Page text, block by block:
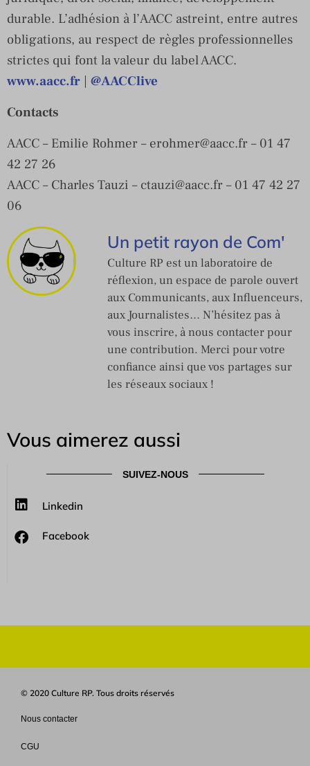
durable. L’adhésion à l’AACC astreint, entre autres
obligations, au respect de règles professionnelles
strictes qui font la valeur du label AACC.
www.aacc.fr | @AACClive
Contacts
AACC – Emilie Rohmer – erohmer@aacc.fr – 01 47
42 27 26
AACC – Charles Tauzi – ctauzi@aacc.fr – 01 47 42 27
06
Un petit rayon de Com'
Culture RP est un laboratoire de
réflexion, un espace de parole ouvert
aux Communicants, aux Influenceurs,
aux Journalistes… N’hésitez pas à
vous inscrire, à nous contacter pour
une contribution. Merci pour votre
confiance ainsi que vos partages sur
les réseaux sociaux !
Vous aimerez aussi
SUIVEZ-NOUS
Linkedin
Facebook
© 2020 Culture RP. Tous droits réservés
Nous contacter
CGU